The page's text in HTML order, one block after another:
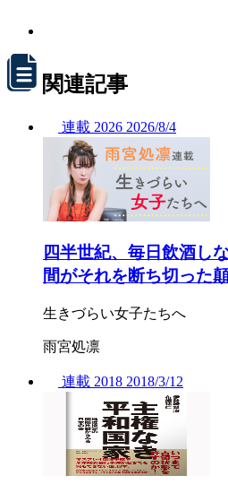
関連記事
連載 2026 2026/8/4
四半世紀、毎日飲酒し
間がそれを断ち切った
生きづらい女子たちへ
雨宮処凛
連載 2018 2018/3/12